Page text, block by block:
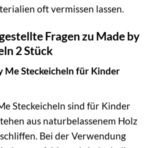
oft vermissen lassen.
Fragen zu Made by
2 Stück
Me Steckeicheln für Kinder
Steckeicheln sind für Kinder
aus naturbelassenem Holz
Bei der Verwendung